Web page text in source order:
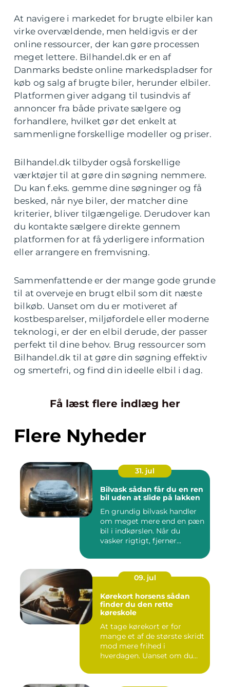
At navigere i markedet for brugte elbiler kan
virke overvældende, men heldigvis er der
online ressourcer, der kan gøre processen
meget lettere. Bilhandel.dk er en af
Danmarks bedste online markedspladser for
køb og salg af brugte biler, herunder elbiler.
Platformen giver adgang til tusindvis af
annoncer fra både private sælgere og
forhandlere, hvilket gør det enkelt at
sammenligne forskellige modeller og priser.
Bilhandel.dk tilbyder også forskellige
værktøjer til at gøre din søgning nemmere.
Du kan f.eks. gemme dine søgninger og få
besked, når nye biler, der matcher dine
kriterier, bliver tilgængelige. Derudover kan
du kontakte sælgere direkte gennem
platformen for at få yderligere information
eller arrangere en fremvisning.
Sammenfattende er der mange gode grunde
til at overveje en brugt elbil som dit næste
bilkøb. Uanset om du er motiveret af
kostbesparelser, miljøfordele eller moderne
teknologi, er der en elbil derude, der passer
perfekt til dine behov. Brug ressourcer som
Bilhandel.dk til at gøre din søgning effektiv
og smertefri, og find din ideelle elbil i dag.
Få læst flere indlæg her
Flere Nyheder
31. jul
Bilvask sådan får du en ren
bil uden at slide på lakken
En grundig bilvask handler
om meget mere end en pæn
bil i indkørslen. Når du
vasker rigtigt, fjerner...
09. jul
Kørekort horsens sådan
finder du den rette
køreskole
At tage kørekort er for
mange et af de største skridt
mod mere frihed i
hverdagen. Uanset om du